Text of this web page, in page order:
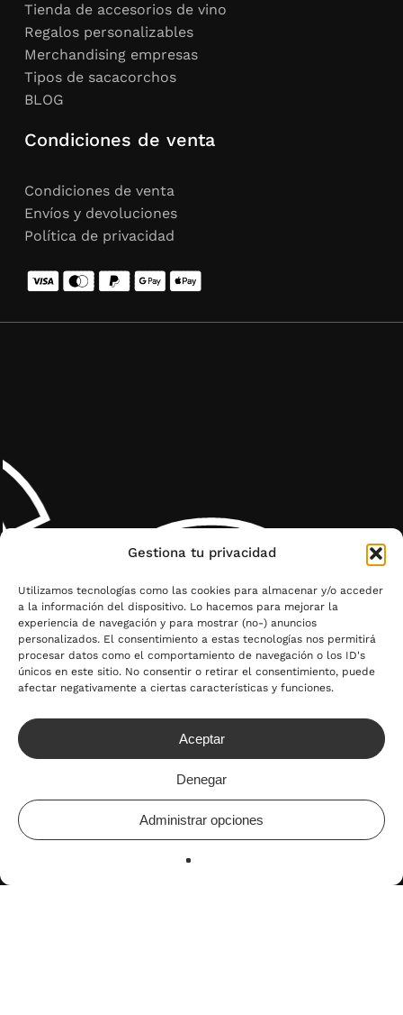
Gestiona tu privacidad
Utilizamos tecnologías como las cookies para almacenar y/o acceder
a la información del dispositivo. Lo hacemos para mejorar la
experiencia de navegación y para mostrar (no-) anuncios
personalizados. El consentimiento a estas tecnologías nos permitirá
procesar datos como el comportamiento de navegación o los ID's
únicos en este sitio. No consentir o retirar el consentimiento, puede
afectar negativamente a ciertas características y funciones.
Aceptar
Denegar
Administrar opciones
Tienda de accesorios de vino
Regalos personalizables
Merchandising empresas
Tipos de sacacorchos
BLOG
Condiciones de venta
Condiciones de venta
Envíos y devoluciones
Política de privacidad